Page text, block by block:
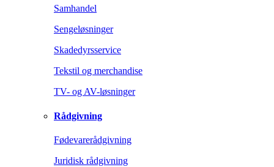
Samhandel
Sengeløsninger
Skadedyrsservice
Tekstil og merchandise
TV- og AV-løsninger
Rådgivning
Fødevarerådgivning
Juridisk rådgivning